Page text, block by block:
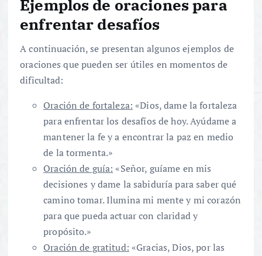
Ejemplos de oraciones para
enfrentar desafíos
A continuación, se presentan algunos ejemplos de
oraciones que pueden ser útiles en momentos de
dificultad:
Oración de fortaleza: «Dios, dame la fortaleza
para enfrentar los desafíos de hoy. Ayúdame a
mantener la fe y a encontrar la paz en medio
de la tormenta.»
Oración de guía: «Señor, guíame en mis
decisiones y dame la sabiduría para saber qué
camino tomar. Ilumina mi mente y mi corazón
para que pueda actuar con claridad y
propósito.»
Oración de gratitud: «Gracias, Dios, por las